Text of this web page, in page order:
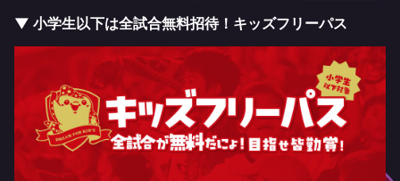
▼ 小学生以下は全試合無料招待！キッズフリーパス